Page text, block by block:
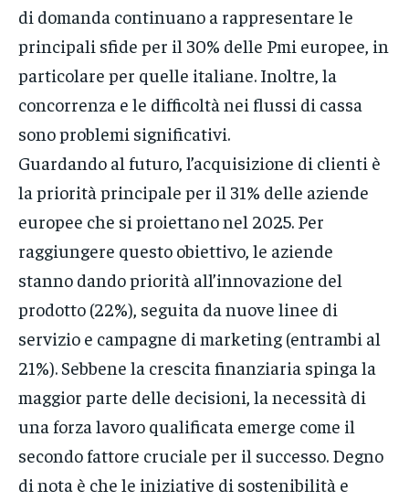
di domanda continuano a rappresentare le
principali sfide per il 30% delle Pmi europee, in
particolare per quelle italiane. Inoltre, la
concorrenza e le difficoltà nei flussi di cassa
sono problemi significativi.
Guardando al futuro, l’acquisizione di clienti è
la priorità principale per il 31% delle aziende
europee che si proiettano nel 2025. Per
raggiungere questo obiettivo, le aziende
stanno dando priorità all’innovazione del
prodotto (22%), seguita da nuove linee di
servizio e campagne di marketing (entrambi al
21%). Sebbene la crescita finanziaria spinga la
maggior parte delle decisioni, la necessità di
una forza lavoro qualificata emerge come il
secondo fattore cruciale per il successo. Degno
di nota è che le iniziative di sostenibilità e